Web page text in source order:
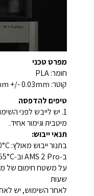
מפרט טכני
חומר: PLA
קוטר: 1.75mm +/- 0.03mm
טיפים להדפסה
1. יש לייבש לפני
מיטבית וגימור אחיד.
תנאי ייבוש:
בתנור ייבוש מאולץ: 50°C למשך 8 שעות
ב‑AMS 2 Pro וב‑AMS HT: 55°C למשך 8 שעות
שעות
לאחר השימוש, יש